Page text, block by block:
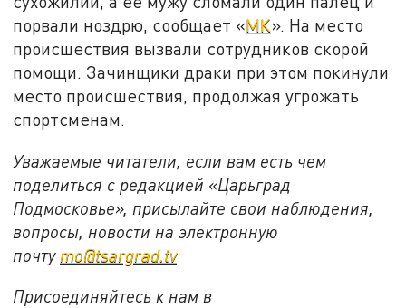
порвали ноздрю, сообщает «МК». На место
происшествия вызвали сотрудников скорой
помощи. Зачинщики драки при этом покинули
место происшествия, продолжая угрожать
спортсменам.
Уважаемые читатели, если вам есть чем
поделиться с редакцией «Царьград
Подмосковье», присылайте свои наблюдения,
вопросы, новости на электронную
почту mo@tsargrad.tv
Присоединяйтесь к нам в